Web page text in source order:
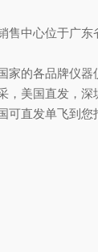
售中心位于广
家的各品牌仪
，美国直发，深
可直发单飞到您